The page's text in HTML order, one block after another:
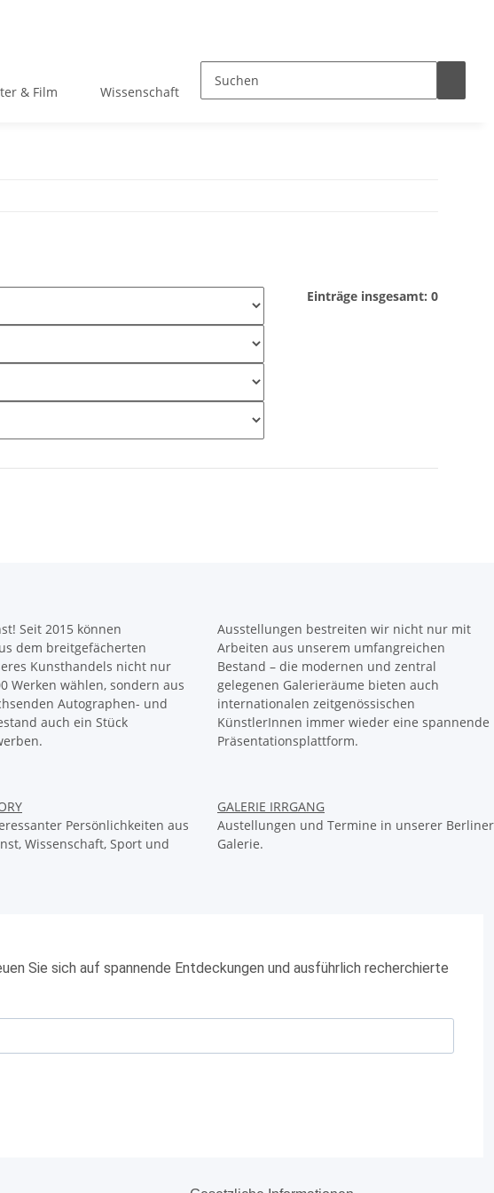
& Film Wissenschaft
Einträge insgesamt: 0
Seit 2015 können
dem breitgefächerten
Kunsthandels nicht nur
Werken wählen, sondern aus
Autographen- und
auch ein Stück
Ausstellungen bestreiten wir nicht nur mit
Arbeiten aus unserem umfangreichen
Bestand – die modernen und zentral
gelegenen Galerieräume bieten auch
internationalen zeitgenössischen
KünstlerInnen immer wieder eine spannende
Präsentationsplattform.
Persönlichkeiten aus
Wissenschaft, Sport und
GALERIE IRRGANG
Austellungen und Termine in unserer Berliner
Galerie.
Sie sich auf spannende Entdeckungen und ausführlich recherchierte